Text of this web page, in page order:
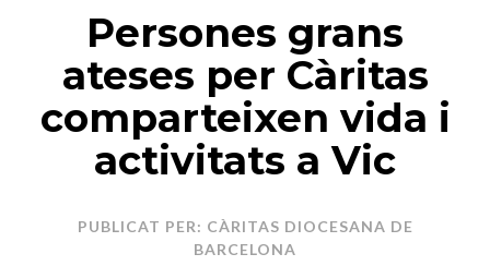
Persones grans
ateses per Càritas
comparteixen vida i
activitats a Vic
PUBLICAT PER: CÀRITAS DIOCESANA DE
BARCELONA